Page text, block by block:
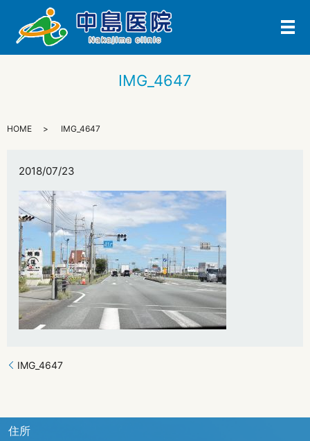
メ
IMG_4647
HOME IMG_4647
2018/07/23
IMG_4647
住所